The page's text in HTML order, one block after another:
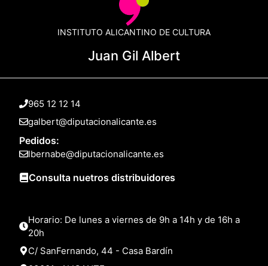
INSTITUTO ALICANTINO DE CULTURA
Juan Gil Albert
965 12 12 14
galbert@diputacionalicante.es
Pedidos:
lbernabe@diputacionalicante.es
Consulta nuetros distribuidores
Horario: De lunes a viernes de 9h a 14h y de 16h a
20h
C/ SanFernando, 44 - Casa Bardín